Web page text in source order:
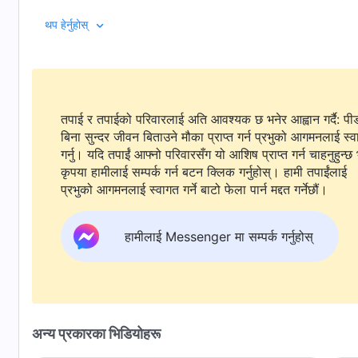
स्वीकार गर्छिन् र एउटा इमान्दार व्यक्ति बन्दै सत्यको अभ्यास गर्छिन्।
थप हेर्नुहोस्
तपाई र तपाईको परिवारलाई अति आवश्यक छ भनेर आह्वान गर्दै:
बिना सुन्दर जीवन बिताउने मौका प्राप्त गर्न प्रभुको आगमनलाई
गर्नु। यदि तपाईं आफ्नो परिवारसँग यो आशिष प्राप्त गर्न चाहनुहुन्छ
कृपया हामीलाई सम्पर्क गर्न बटन क्लिक गर्नुहोस्। हामी तपाईंलाई
प्रभुको आगमनलाई स्वागत गर्ने बाटो फेला पार्न मद्दत गर्नेछौं।
हामीलाई Messenger मा सम्पर्क गर्नुहोस्
अन्य प्रकारका भिडियोहरू